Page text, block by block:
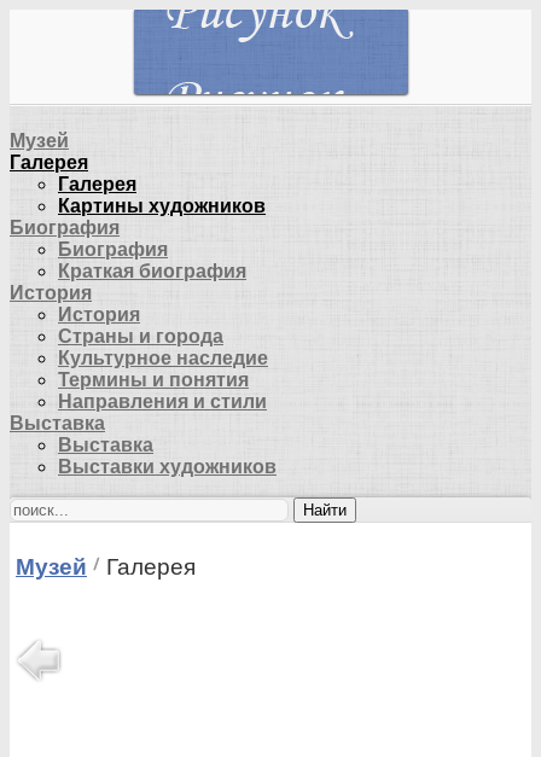
Музей
Галерея
Галерея
Картины художников
Биография
Биография
Краткая биография
История
История
Страны и города
Культурное наследие
Термины и понятия
Направления и стили
Выставка
Выставка
Выставки художников
Найти
Музей Галерея